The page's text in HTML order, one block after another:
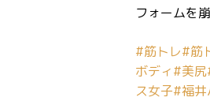
フォームを
#筋トレ#筋
ボディ#美尻
ス女子#福井